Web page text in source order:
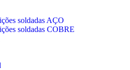
soldadas AÇO
soldadas COBRE